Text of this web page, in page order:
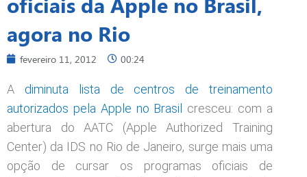
agora no Rio
fevereiro 11, 2012 00:24
A diminuta lista de centros de treinamento
autorizados pela Apple no Brasil
cresceu: com a
abertura do AATC (Apple Authorized Training
Center) da IDS no Rio de Janeiro, surge mais uma
opção de cursar os programas oficiais de